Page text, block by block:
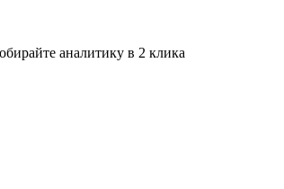
аналитику в 2 клика